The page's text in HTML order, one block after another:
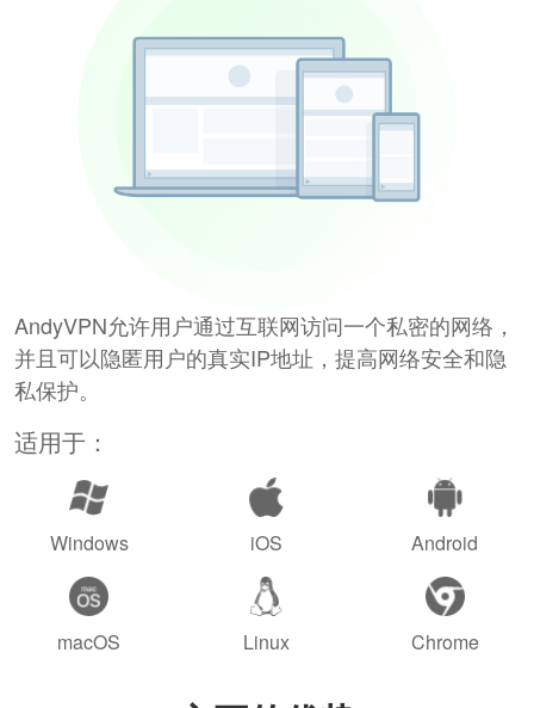
AndyVPN允许用户通过互联网访问一个私密的网络，
并且可以隐匿用户的真实IP地址，提高网络安全和隐
私保护。
适用于：
Windows iOS Android
macOS Linux Chrome